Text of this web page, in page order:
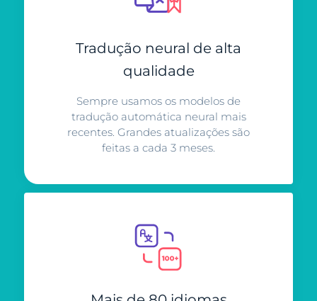
Tradução neural de alta
qualidade
Sempre usamos os modelos de
tradução automática neural mais
recentes. Grandes atualizações são
feitas a cada 3 meses.